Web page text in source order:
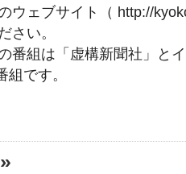
ウェブサイト（ http://
さい。
番組は「虚構新聞社」と
組です。
»